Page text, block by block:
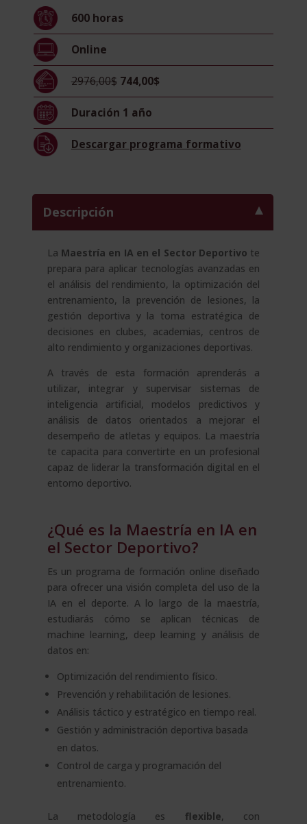
En
Sector
Acreditado
Apostilla
cantidad
600 horas
Online
2976,00$ 744,00$
Duración 1 año
Descargar programa formativo
Descripción
La Maestría en IA en el Sector Deportivo te
prepara para aplicar tecnologías avanzadas en
el análisis del rendimiento, la optimización del
entrenamiento, la prevención de lesiones, la
gestión deportiva y la toma estratégica de
decisiones en clubes, academias, centros de
alto rendimiento y organizaciones deportivas.
A través de esta formación aprenderás a
utilizar, integrar y supervisar sistemas de
inteligencia artificial, modelos predictivos y
análisis de datos orientados a mejorar el
desempeño de atletas y equipos. La maestría
te capacita para convertirte en un profesional
capaz de liderar la transformación digital en el
entorno deportivo.
¿Qué es la Maestría en IA en
el Sector Deportivo?
Es un programa de formación online diseñado
para ofrecer una visión completa del uso de la
IA en el deporte. A lo largo de la maestría,
estudiarás cómo se aplican técnicas de
machine learning, deep learning y análisis de
datos en:
Optimización del rendimiento físico.
Prevención y rehabilitación de lesiones.
Análisis táctico y estratégico en tiempo real.
Gestión y administración deportiva basada
en datos.
Control de carga y programación del
entrenamiento.
La metodología es flexible, con